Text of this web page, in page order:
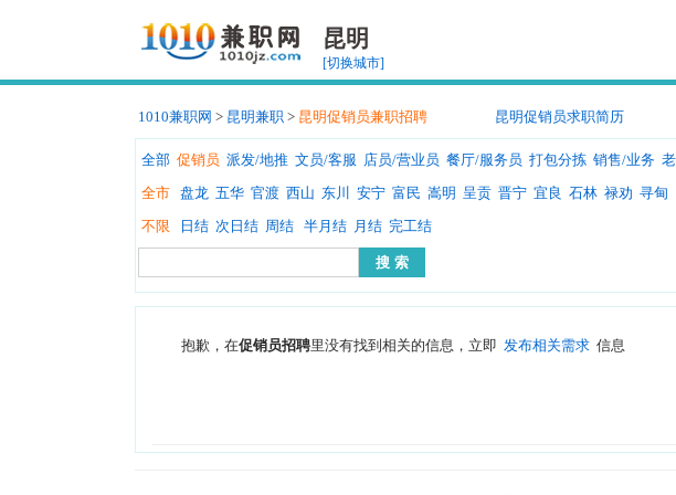
昆明
[切换城市]
1010兼职网 > 昆明兼职 > 昆明促销员兼职招聘 昆明促销员求职简历
全部 促销员 派发/地推 文员/客服 店员/营业员 餐厅/服务员 打包分拣 销售/业务
全市
盘龙 五华 官渡 西山 东川 安宁 富民 嵩明 呈贡 晋宁 宜良 石林 禄劝 寻甸
不限
日结 次日结 周结 半月结 月结 完工结
抱歉，在促销员招聘里没有找到相关的信息，立即 发布相关需求 信息